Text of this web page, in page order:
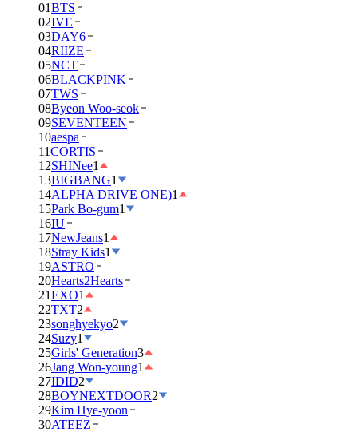
01BTS
02IVE
03DAY6
04RIIZE
05NCT
06BLACKPINK
07TWS
08Byeon Woo-seok
09SEVENTEEN
10aespa
11CORTIS
12SHINee1
13BIGBANG1
14ALPHA DRIVE ONE)1
15Park Bo-gum1
16IU
17NewJeans1
18Stray Kids1
19ASTRO
20Hearts2Hearts
21EXO1
22TXT2
23songhyekyo2
24Suzy1
25Girls' Generation3
26Jang Won-young1
27IDID2
28BOYNEXTDOOR2
29Kim Hye-yoon
30ATEEZ